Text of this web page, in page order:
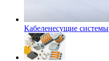
Кабеленесущие системы